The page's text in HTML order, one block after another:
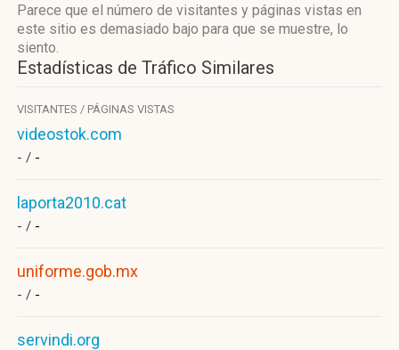
Parece que el número de visitantes y páginas vistas en
este sitio es demasiado bajo para que se muestre, lo
siento.
Estadísticas de Tráfico Similares
VISITANTES / PÁGINAS VISTAS
videostok.com
- / -
laporta2010.cat
- / -
uniforme.gob.mx
- / -
servindi.org